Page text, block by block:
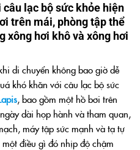
lạc bộ sức khỏe hiện
trên mái, phòng tập thể
xông hơi khô và xông hơi
di chuyển không bao giờ dễ
khó khăn với câu lạc bộ sức
, bao gồm một hồ bơi trên
dài họp hành và tham quan,
máy tập sức mạnh và tạ tự
điều gì đó nhịp độ chậm